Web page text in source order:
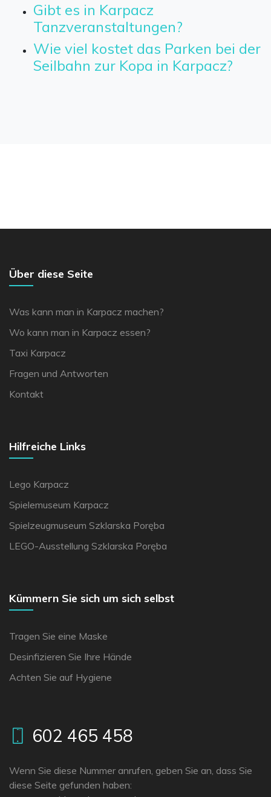
Gibt es in Karpacz
Tanzveranstaltungen?
Wie viel kostet das Parken bei der
Seilbahn zur Kopa in Karpacz?
Über diese Seite
Was kann man in Karpacz machen?
Wo kann man in Karpacz essen?
Taxi Karpacz
Fragen und Antworten
Kontakt
Hilfreiche Links
Lego Karpacz
Spielemuseum Karpacz
Spielzeugmuseum Szklarska Poręba
LEGO-Ausstellung Szklarska Poręba
Kümmern Sie sich um sich selbst
Tragen Sie eine Maske
Desinfizieren Sie Ihre Hände
Achten Sie auf Hygiene
602 465 458
Wenn Sie diese Nummer anrufen, geben Sie an, dass Sie
diese Seite gefunden haben: